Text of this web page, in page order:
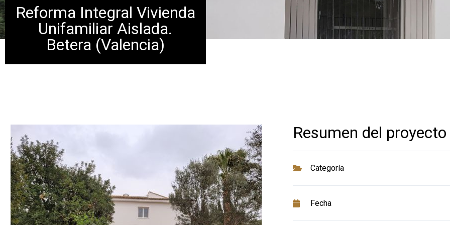
Reforma Integral Vivienda
Unifamiliar Aislada.
Betera (Valencia)
Resumen del proyecto
Categoría
Fecha